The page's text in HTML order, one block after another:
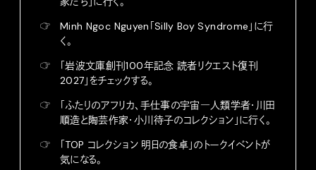
☞
Minh Ngoc Nguyen「Silly Boy Syndrome」に行
く。
☞
「岩波文庫創刊100年記念 読者リクエスト復刊
2027」をチェックする。
☞
「ふたりのアフリカ、手仕事の宇宙―人類学者・川田
順造と陶芸作家・小川待子のコレクション」に行く。
☞
「TOP コレクション 明日の食卓」のトークイベントが
気になる。